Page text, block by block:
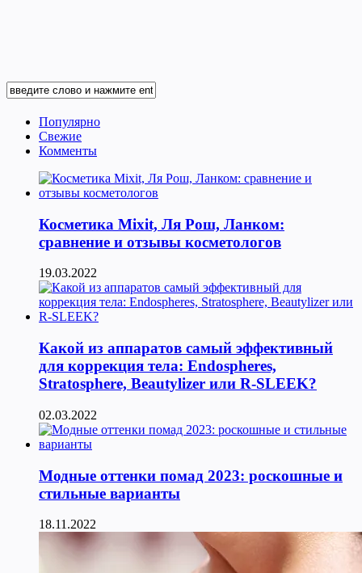
Популярно
Свежие
Комменты
Косметика Мixit, Ля Рош, Ланком:
сравнение и отзывы косметологов
19.03.2022
Какой из аппаратов самый эффективный
для коррекция тела: Endospheres,
Stratosphere, Beautylizer или R-SLEEK?
02.03.2022
Модные оттенки помад 2023: роскошные и
стильные варианты
18.11.2022